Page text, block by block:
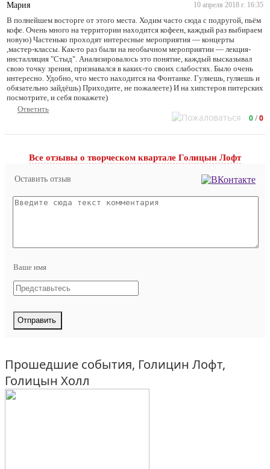
Мария 10 апреля 2018 г. 16:35
В полнейшем восторге от этого места. Ходим часто сюда с подругой, пьём
кофе. Очень много на территории находится кофеен, каждый раз выбираем
новую) Частенько проходят интересные мероприятия — концерты
,мастер-классы. Как-то раз были на необычном мероприятии — лекция-
инсталляция "Стыд". Анализировалось это понятие, каждый высказывал
свою точку зрения, признавался в каких-то своих слабостях. Было очень
интересно. Удобно, что место находится на Фонтанке. Гуляешь, гуляешь и
обязательно зайдёшь) Приходите, не пожалеете) И на хипстеров питерских
посмотрите, и себя покажете)
Ответить
0/0
Все отзывы o творческом квартале Голицын Лофт
Оставить отзыв
Ваше имя
Прошедшие события, Голицин Лофт,
Голицын Холл